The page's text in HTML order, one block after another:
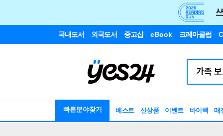
국내도서 외국도서 중고샵 eBook 크레마클럽
빠른분야찾기 베스트 신상품 이벤트 바이백 매